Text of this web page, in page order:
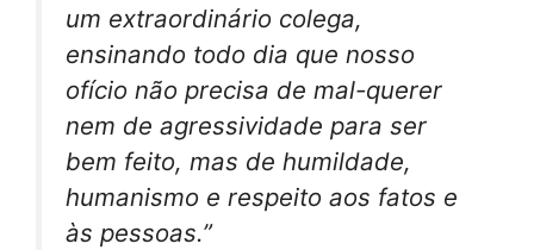
um extraordinário colega,
ensinando todo dia que nosso
ofício não precisa de mal-querer
nem de agressividade para ser
bem feito, mas de humildade,
humanismo e respeito aos fatos e
às pessoas.”